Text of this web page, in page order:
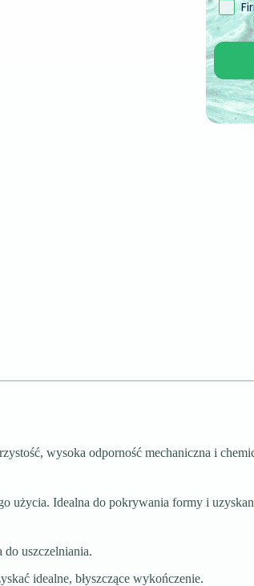
wysoka odporność mechaniczna i
użycia. Idealna do pokrywania formy i
do uszczelniania.
idealne, błyszczące wykończenie.